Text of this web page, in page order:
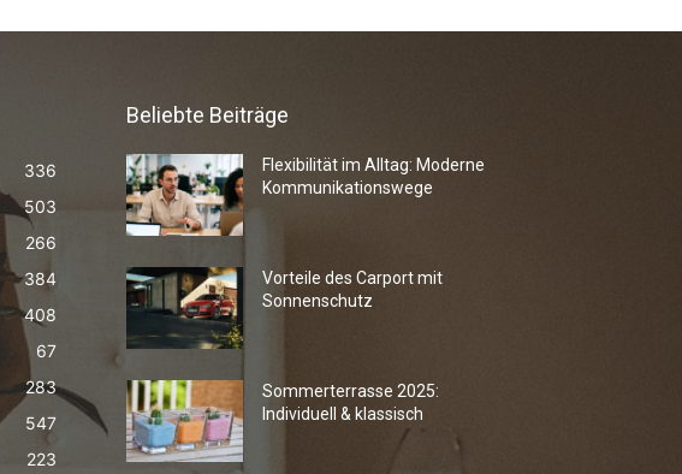
336
503
266
384
408
67
283
547
223
Beliebte Beiträge
Flexibilität im Alltag: Moderne
Kommunikationswege
Vorteile des Carport mit
Sonnenschutz
Sommerterrasse 2025:
Individuell & klassisch